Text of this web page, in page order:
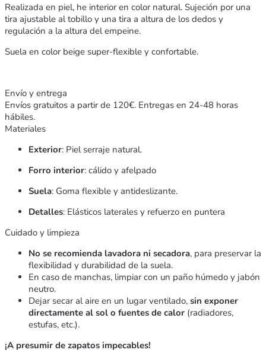
Realizada en piel, he interior en color natural. Sujeción por una
tira ajustable al tobillo y una tira a altura de los dedos y
regulación a la altura del empeine.
Suela en color beige super-flexible y confortable.
Envío y entrega
Envíos gratuitos a partir de 120€. Entregas en 24-48 horas
hábiles.
Materiales
Exterior: Piel serraje natural.
Forro interior: cálido y afelpado
Suela: Goma flexible y antideslizante.
Detalles: Elásticos laterales y refuerzo en puntera
Cuidado y limpieza
No se recomienda lavadora ni secadora, para preservar la
flexibilidad y durabilidad de la suela.
En caso de manchas, limpiar con un paño húmedo y jabón
neutro.
Dejar secar al aire en un lugar ventilado, sin exponer
directamente al sol o fuentes de calor (radiadores,
estufas, etc.).
¡A presumir de zapatos impecables!